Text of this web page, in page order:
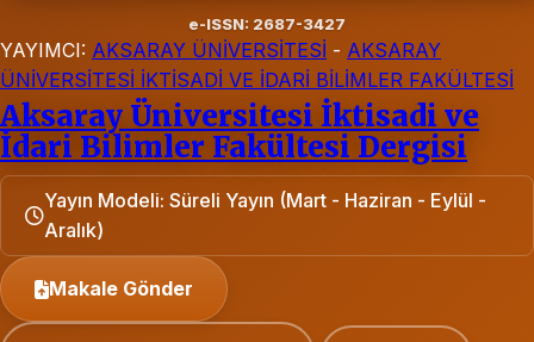
e-ISSN: 2687-3427
YAYIMCI: AKSARAY ÜNİVERSİTESİ - AKSARAY
ÜNİVERSİTESİ İKTİSADİ VE İDARİ BİLİMLER FAKÜLTESİ
Aksaray Üniversitesi İktisadi ve
İdari Bilimler Fakültesi Dergisi
Yayın Modeli: Süreli Yayın (Mart - Haziran - Eylül -
Aralık)
Makale Gönder